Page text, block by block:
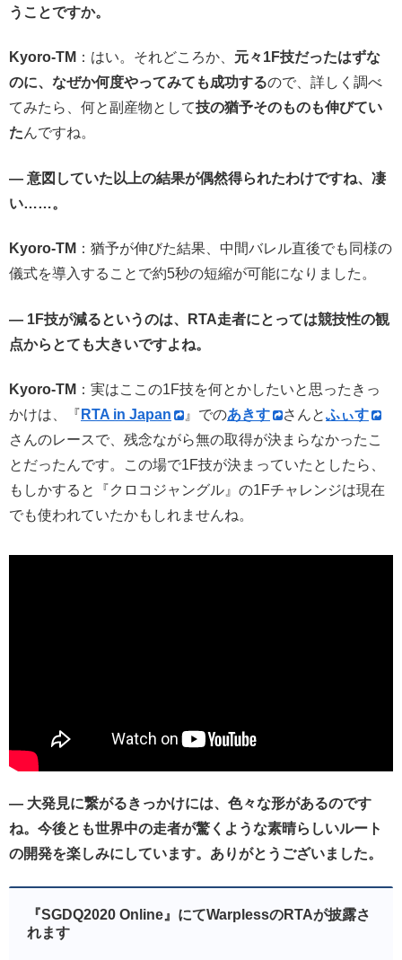
うことですか。
Kyoro-TM ：はい。それどころか、 元々1F技だったはずな
のに、なぜか何度やってみても成功するので、詳しく調べ
てみたら、何と副産物として技の猶予そのものも伸びてい
たんですね。
— 意図していた以上の結果が偶然得られたわけですね、凄
い……。
Kyoro-TM ：猶予が伸びた結果、中間バレル直後でも同様の
儀式を導入することで約5秒の短縮が可能になりました。
— 1F技が減るというのは、RTA走者にとっては競技性の観
点からとても大きいですよね。
Kyoro-TM ：実はここの1F技を何とかしたいと思ったきっ
かけは、『 RTA in Japan 』でのあきす さんとふぃす
さんのレースで、残念ながら無の取得が決まらなかったこ
とだったんです。この場で1F技が決まっていたとしたら、
もしかすると『クロコジャングル』の1Fチャレンジは現在
でも使われていたかもしれませんね。
— 大発見に繋がるきっかけには、色々な形があるのです
ね。今後とも世界中の走者が驚くような素晴らしいルート
の開発を楽しみにしています。ありがとうございました。
『SGDQ2020 Online』にてWarplessのRTAが披露さ
れます